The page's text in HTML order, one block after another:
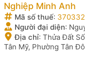
Nghiệp Minh Anh
Mã số thuế:
Người đại diện:
Địa chỉ: Thửa Đất
Tân Mỹ, Phường Tân